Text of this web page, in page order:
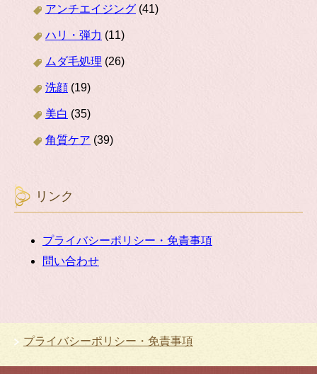
アンチエイジング (41)
ハリ・弾力 (11)
ムダ毛処理 (26)
洗顔 (19)
美白 (35)
角質ケア (39)
リンク
プライバシーポリシー・免責事項
問い合わせ
プライバシーポリシー・免責事項